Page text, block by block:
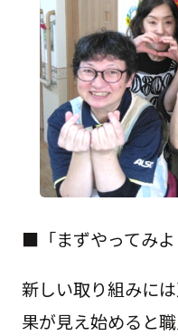
■「まずやってみ
新しい取り組みに
果が見え始めると